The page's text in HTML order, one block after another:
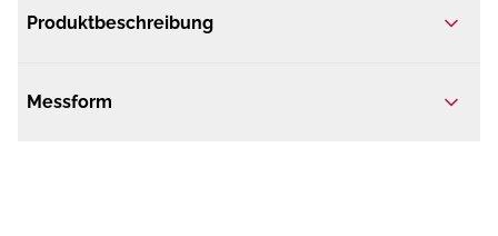
Produktbeschreibung
Messform